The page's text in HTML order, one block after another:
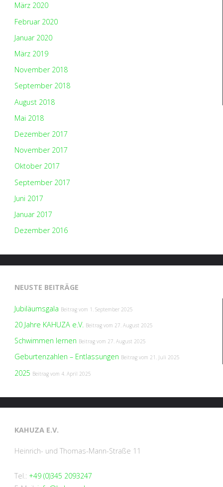
März 2020
Februar 2020
Januar 2020
März 2019
November 2018
September 2018
August 2018
Mai 2018
Dezember 2017
November 2017
Oktober 2017
September 2017
Juni 2017
Januar 2017
Dezember 2016
NEUSTE BEITRÄGE
Jubiläumsgala Beitrag vom 1. September 2025
20 Jahre KAHUZA e.V. Beitrag vom 27. August 2025
Schwimmen lernen Beitrag vom 27. August 2025
Geburtenzahlen – Entlassungen Beitrag vom 21. Juli 2025
2025 Beitrag vom 4. April 2025
KAHUZA E.V.
Heinrich- und Thomas-Mann-Straße 11
Tel.: +49 (0)345 2093247